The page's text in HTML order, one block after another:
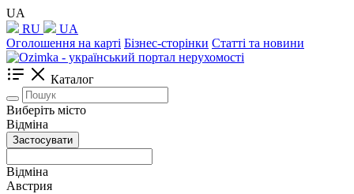
UA
RU
UA
Оголошення на карті Бізнес-сторінки Статті та новини
Каталог
Виберіть місто
Відміна
Застосувати
Відміна
Австрия